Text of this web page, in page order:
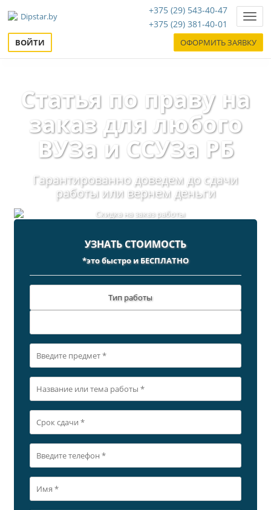
+375 (29) 543-40-47
+375 (29) 381-40-01
ВОЙТИ ОФОРМИТЬ ЗАЯВКУ
Статья по праву на
заказ для любого
ВУЗа и ССУЗа РБ
Гарантированно доведем до сдачи
работы или вернем деньги
УЗНАТЬ СТОИМОСТЬ
*это быстро и БЕСПЛАТНО
Тип работы